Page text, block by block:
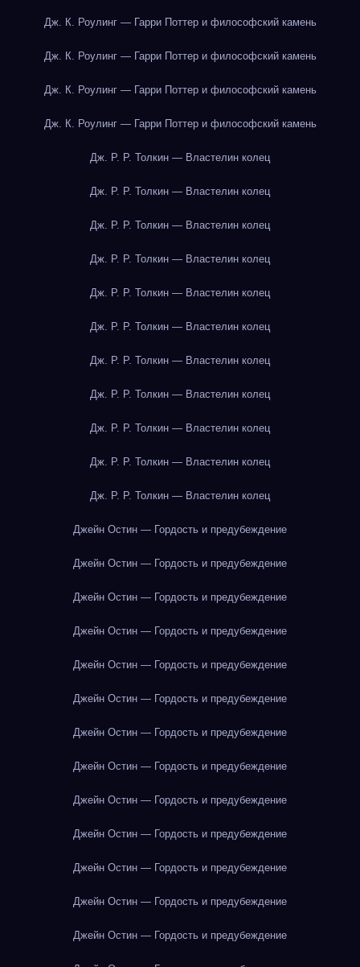
Дж. К. Роулинг — Гарри Поттер и философский камень
Дж. К. Роулинг — Гарри Поттер и философский камень
Дж. К. Роулинг — Гарри Поттер и философский камень
Дж. К. Роулинг — Гарри Поттер и философский камень
Дж. Р. Р. Толкин — Властелин колец
Дж. Р. Р. Толкин — Властелин колец
Дж. Р. Р. Толкин — Властелин колец
Дж. Р. Р. Толкин — Властелин колец
Дж. Р. Р. Толкин — Властелин колец
Дж. Р. Р. Толкин — Властелин колец
Дж. Р. Р. Толкин — Властелин колец
Дж. Р. Р. Толкин — Властелин колец
Дж. Р. Р. Толкин — Властелин колец
Дж. Р. Р. Толкин — Властелин колец
Дж. Р. Р. Толкин — Властелин колец
Джейн Остин — Гордость и предубеждение
Джейн Остин — Гордость и предубеждение
Джейн Остин — Гордость и предубеждение
Джейн Остин — Гордость и предубеждение
Джейн Остин — Гордость и предубеждение
Джейн Остин — Гордость и предубеждение
Джейн Остин — Гордость и предубеждение
Джейн Остин — Гордость и предубеждение
Джейн Остин — Гордость и предубеждение
Джейн Остин — Гордость и предубеждение
Джейн Остин — Гордость и предубеждение
Джейн Остин — Гордость и предубеждение
Джейн Остин — Гордость и предубеждение